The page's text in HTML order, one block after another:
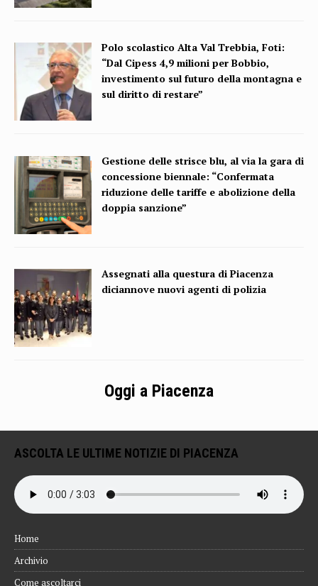
Polo scolastico Alta Val Trebbia, Foti:
“Dal Cipess 4,9 milioni per Bobbio,
investimento sul futuro della montagna e
sul diritto di restare”
Gestione delle strisce blu, al via la gara di
concessione biennale: “Confermata
riduzione delle tariffe e abolizione della
doppia sanzione”
Assegnati alla questura di Piacenza
diciannove nuovi agenti di polizia
Oggi a Piacenza
ASCOLTA LE ULTIME NOTIZIE DI PIACENZA
Home
Archivio
Come ascoltarci